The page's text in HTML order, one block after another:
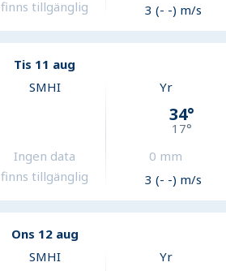
finns tillgänglig
3 (- -) m/s
Tis 11 aug
SMHI
Ingen data
finns tillgänglig
Yr
34°
17°
0 mm
3 (- -) m/s
Ons 12 aug
SMHI Yr